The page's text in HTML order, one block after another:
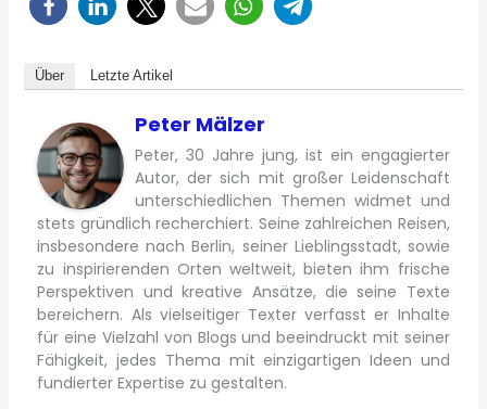
Über Letzte Artikel
Peter Mälzer
Peter, 30 Jahre jung, ist ein engagierter
Autor, der sich mit großer Leidenschaft
unterschiedlichen Themen widmet und
stets gründlich recherchiert. Seine zahlreichen Reisen,
insbesondere nach Berlin, seiner Lieblingsstadt, sowie
zu inspirierenden Orten weltweit, bieten ihm frische
Perspektiven und kreative Ansätze, die seine Texte
bereichern. Als vielseitiger Texter verfasst er Inhalte
für eine Vielzahl von Blogs und beeindruckt mit seiner
Fähigkeit, jedes Thema mit einzigartigen Ideen und
fundierter Expertise zu gestalten.